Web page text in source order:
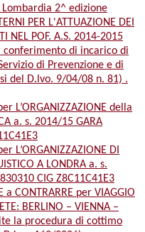
2^ edizione
PER L'ATTUAZIONE DEI
NEL POF. A.S. 2014-2015
conferimento di incarico di
di Prevenzione e di
del D.lvo. 9/04/08 n. 81) .
L’ORGANIZZAZIONE della
a. s. 2014/15 GARA
L’ORGANIZZAZIONE DI
A LONDRA a. s.
CIG Z8C11C41E3
a CONTRARRE per VIAGGIO
BERLINO – VIENNA –
la procedura di cottimo